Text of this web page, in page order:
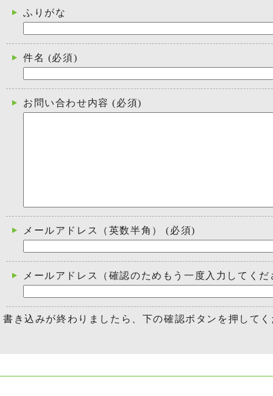
ふりがな
件名 (必須)
お問い合わせ内容 (必須)
メールアドレス（英数半角） (必須)
メールアドレス（確認のためもう一度入力してくだ
書き込みが終わりましたら、下の確認ボタンを押して